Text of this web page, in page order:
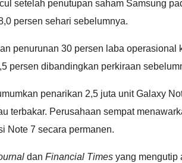
setelah penutupan saham Samsung
persen sehari sebelumnya.
penurunan 30 persen laba
persen dibandingkan perkiraan
penarikan 2,5 juta unit Galaxy
terbakar. Perusahaan sempat
Note 7 secara permanen.
dan Financial Times yang mengutip